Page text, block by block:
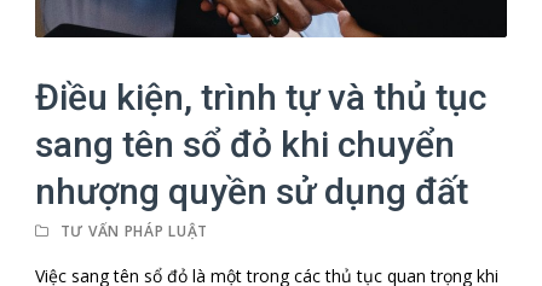
Điều kiện, trình tự và thủ tục
sang tên sổ đỏ khi chuyển
nhượng quyền sử dụng đất
TƯ VẤN PHÁP LUẬT
Việc sang tên sổ đỏ là một trong các thủ tục quan trọng khi